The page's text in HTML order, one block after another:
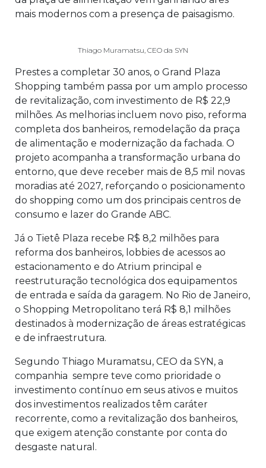
mais modernos com a presença de paisagismo.
Thiago Muramatsu, CEO da SYN
Prestes a completar 30 anos, o Grand Plaza
Shopping também passa por um amplo processo
de revitalização, com investimento de R$ 22,9
milhões. As melhorias incluem novo piso, reforma
completa dos banheiros, remodelação da praça
de alimentação e modernização da fachada. O
projeto acompanha a transformação urbana do
entorno, que deve receber mais de 8,5 mil novas
moradias até 2027, reforçando o posicionamento
do shopping como um dos principais centros de
consumo e lazer do Grande ABC.
Já o Tietê Plaza recebe R$ 8,2 milhões para
reforma dos banheiros, lobbies de acessos ao
estacionamento e do Atrium principal e
reestruturação tecnológica dos equipamentos
de entrada e saída da garagem. No Rio de Janeiro,
o Shopping Metropolitano terá R$ 8,1 milhões
destinados à modernização de áreas estratégicas
e de infraestrutura.
Segundo Thiago Muramatsu, CEO da SYN, a
companhia sempre teve como prioridade o
investimento contínuo em seus ativos e muitos
dos investimentos realizados têm caráter
recorrente, como a revitalização dos banheiros,
que exigem atenção constante por conta do
desgaste natural.